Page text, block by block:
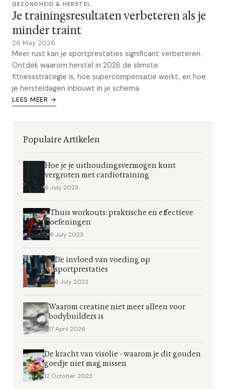
GEZONDHEID & HERSTEL
Je trainingsresultaten verbeteren als je
minder traint
26 May 2026
Meer rust kan je sportprestaties significant verbeteren.
Ontdek waarom herstel in 2026 de slimste
fitnessstrategie is, hoe supercompensatie werkt, en hoe
je hersteldagen inbouwt in je schema.
LEES MEER →
Populaire Artikelen
Hoe je je uithoudingsvermogen kunt
vergroten met cardiotraining
6 July 2023
Thuis workouts: praktische en effectieve
oefeningen
6 July 2023
De invloed van voeding op
sportprestaties
6 July 2023
Waarom creatine niet meer alleen voor
bodybuilders is
17 April 2026
De kracht van visolie - waarom je dit gouden
goedje niet mag missen
12 October 2023